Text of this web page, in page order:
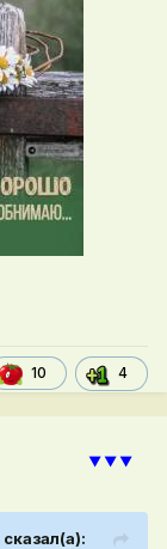
10 4
⯆⯆⯆
сказал(а):